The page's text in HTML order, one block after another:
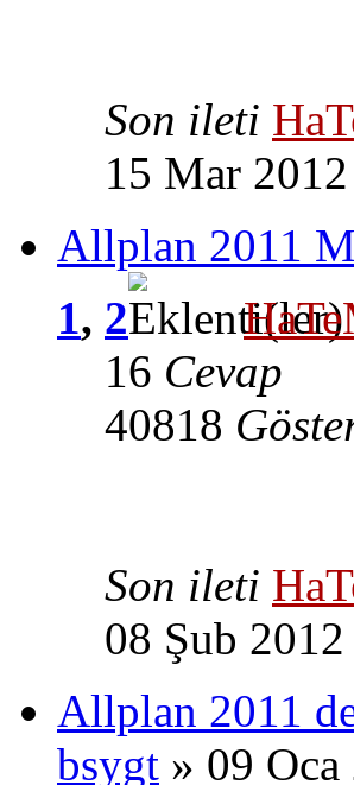
Son ileti
15 Mar 2012
Allplan 2011
1, 2
16 Cevap
40818
Son ileti
08 Şub
Allplan 2011
bsygt » 09